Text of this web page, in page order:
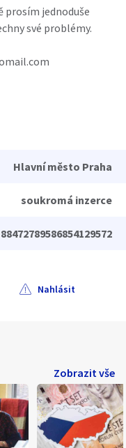
prosím jednoduše
své problémy.
Hlavní město Praha
soukromá inzerce
88472789586854129572
Nahlásit
Zobrazit vše